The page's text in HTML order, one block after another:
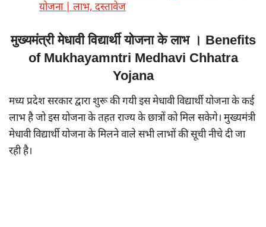
योजना | लाभ, दस्तावेज
मुख्यमंत्री मेधावी विद्यार्थी योजना के लाभ । Benefits
of Mukhayamntri Medhavi Chhatra
Yojana
मध्य प्रदेश सरकार द्वारा शुरू की गयी इस मेधावी विद्यार्थी योजना के कई
लाभ है जो इस योजना के तहत राज्य के छात्रों को मिल सकेगे। मुख्यमंत्री
मेधावी विद्यार्थी योजना के मिलने वाले सभी लाभों की सूची नीचे दी जा
रही है।